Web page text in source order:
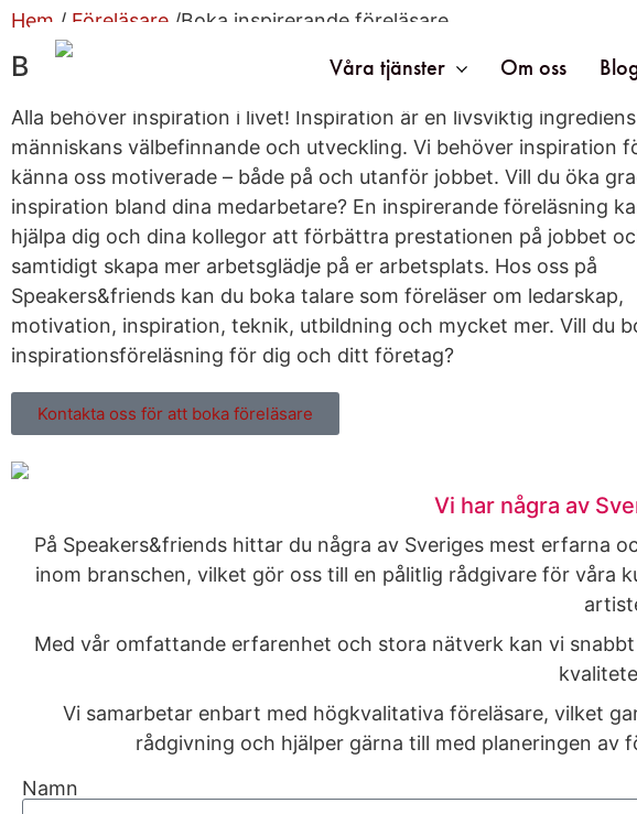
Våra tjänster Om oss
Hem / Föreläsare /Boka inspirerande föreläsare
Boka inspirerande föreläsare
Alla behöver inspiration i livet! Inspiration är en livsviktig
människans välbefinnande och utveckling. Vi behöver inspiration
känna oss motiverade – både på och utanför jobbet. Vill du öka
inspiration bland dina medarbetare? En inspirerande föreläsning
hjälpa dig och dina kollegor att förbättra prestationen på jobbet
samtidigt skapa mer arbetsglädje på er arbetsplats. Hos oss på
Speakers&friends kan du boka talare som föreläser om ledarskap,
motivation, inspiration, teknik, utbildning och mycket mer. Vill du
inspirationsföreläsning för dig och ditt företag?
Kontakta oss för att boka föreläsare
Vi har några av
På Speakers&friends hittar du några av Sveriges mest erfarna
inom branschen, vilket gör oss till en pålitlig rådgivare för våra
Med vår omfattande erfarenhet och stora nätverk kan vi
Vi samarbetar enbart med högkvalitativa föreläsare, vilket
rådgivning och hjälper gärna till med planeringen
Namn